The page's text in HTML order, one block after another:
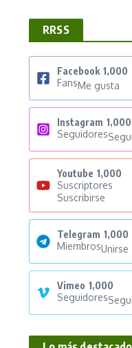
RRSS
Facebook 1,000
FansMe gusta
Instagram 1,000
Seguidores
Youtube 1,000
Suscriptores
Suscribirse
Telegram 1,000
MiembrosUnirse
Vimeo 1,000
Seguidores